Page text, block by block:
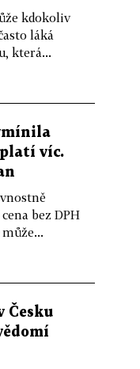
kdokoliv
láká
která...
víc.
bez DPH
Česku